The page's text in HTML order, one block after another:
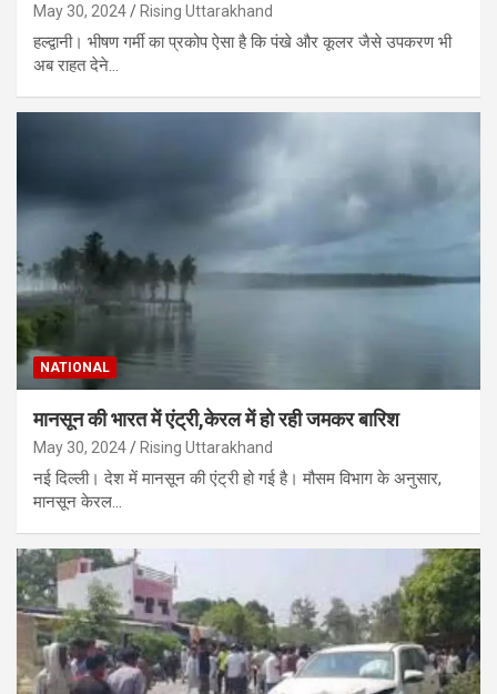
May 30, 2024 Rising Uttarakhand
हल्द्वानी। भीषण गर्मी का प्रकोप ऐसा है कि पंखे और कूलर जैसे उपकरण भी
अब राहत देने…
NATIONAL
मानसून की भारत में एंट्री,केरल में हो रही जमकर बारिश
May 30, 2024 Rising Uttarakhand
नई दिल्ली। देश में मानसून की एंट्री हो गई है। मौसम विभाग के अनुसार,
मानसून केरल…